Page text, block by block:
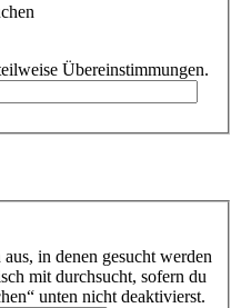
Übereinstimmungen.
in denen gesucht werden
mit durchsucht, sofern du
unten nicht deaktivierst.